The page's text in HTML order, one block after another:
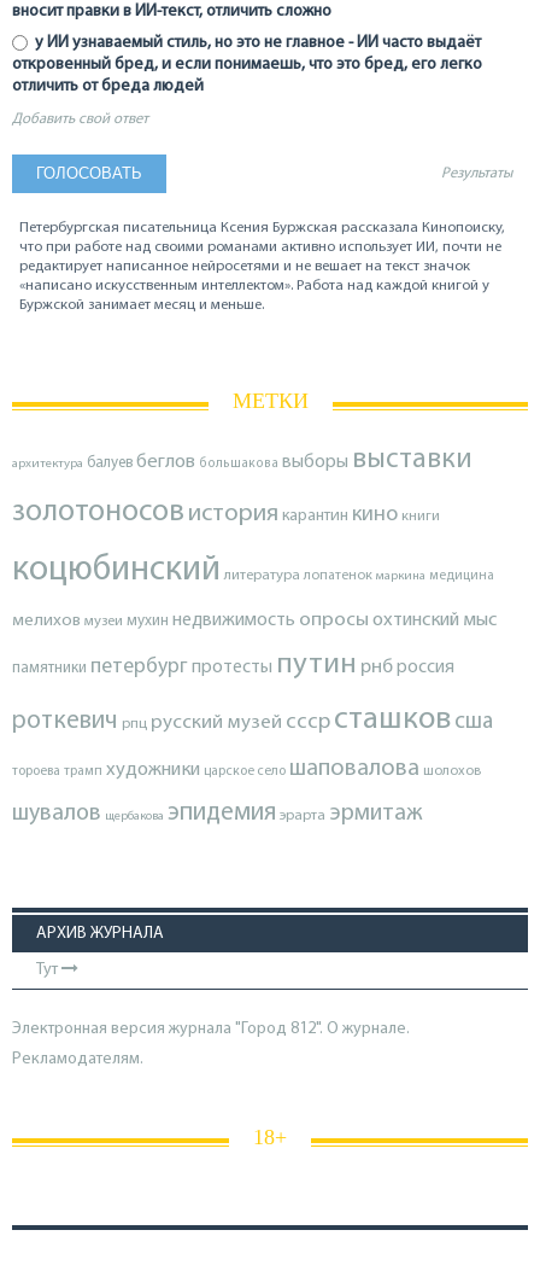
вносит правки в ИИ-текст, отличить сложно
у ИИ узнаваемый стиль, но это не главное - ИИ часто выдаёт
откровенный бред, и если понимаешь, что это бред, его легко
отличить от бреда людей
Добавить свой ответ
Результаты
Петербургская писательница Ксения Буржская рассказала Кинопоиску,
что при работе над своими романами активно использует ИИ, почти не
редактирует написанное нейросетями и не вешает на текст значок
«написано искусственным интеллектом». Работа над каждой книгой у
Буржской занимает месяц и меньше.
МЕТКИ
архитектура балуев беглов большакова выборы выставки
золотоносов история карантин кино книги
коцюбинский литература лопатенок маркина медицина
мелихов музеи мухин недвижимость опросы охтинский мыс
памятники петербургпротесты путин рнброссия
роткевич рпц русский музей ссср сташков сша
тороева трамп художники царское село шаповалова шолохов
шувалов щербакова эпидемия эрарта эрмитаж
АРХИВ ЖУРНАЛА
Тут
Электронная версия журнала "Город 812". О журнале.
Рекламодателям.
18+